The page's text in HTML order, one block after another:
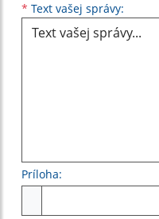
* Text vašej správy:
Príloha: